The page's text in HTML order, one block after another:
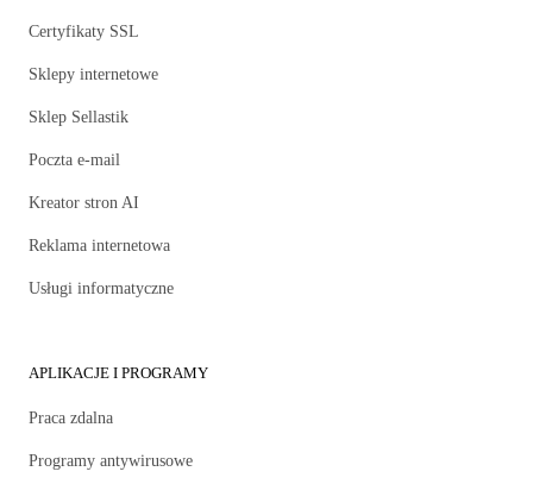
Certyfikaty SSL
Sklepy internetowe
Sklep Sellastik
Poczta e-mail
Kreator stron AI
Reklama internetowa
Usługi informatyczne
APLIKACJE I PROGRAMY
Praca zdalna
Programy antywirusowe